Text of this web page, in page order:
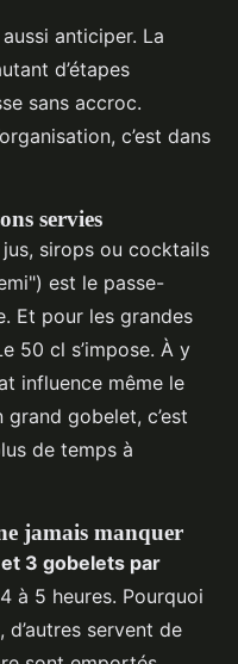
anticiper. La
d’étapes
sans accroc.
c’est dans
servies
sirops ou cocktails
est le passe-
Et pour les grandes
50 cl s’impose. À y
influence même le
gobelet, c’est
de temps à
jamais manquer
3 gobelets par
à 5 heures. Pourquoi
d’autres servent de